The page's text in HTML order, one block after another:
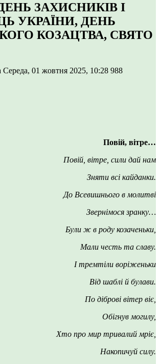
ДЕНЬ ЗАХИСНИКІВ І
УКРАЇНИ, ДЕНЬ
КОЗАЦТВА, СВЯТО
Середа, 01 жовтня 2025, 10:28 988
Повій, вітре…
Повій, вітре, сили дай нам
Зняти всі кайданки.
До Всевишнього в молитві
Звернімося зранку…
Були ж в роду козаченьки,
Мали честь та славу.
І тремтіли воріженьки
Від шаблі й булави.
По діброві вітер віє,
Обігнув могилу,
Хто про мир тривалий мріє,
Накопичуй силу.